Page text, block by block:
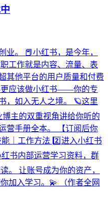
业。 📕小红书，是今年，
工作就是内容、流量、表
其他平台的用户质量和付费
更应该做小红书——你的专
，如入无人之境。 🪐这里
主的双重视角讲给你听的
手册全本。 【订阅后你
｜工作方法 2️⃣进入小红书
书内部运营学习资料，群
。 让账号成为你的资产，
加入学习。💫 （作者全网